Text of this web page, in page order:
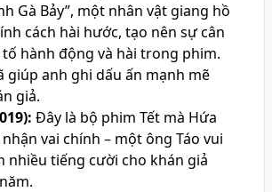
Gà Bảy”, một nhân vật giang hồ
cách hài hước, tạo nên sự cân
hành động và hài trong phim.
giúp anh ghi dấu ấn mạnh mẽ
giả.
Đây là bộ phim Tết mà Hứa
vai chính – một ông Táo vui
nhiều tiếng cười cho khán giả